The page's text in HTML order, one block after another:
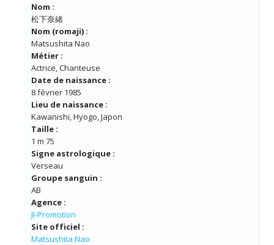
Nom :
松下奈緒
Nom (romaji) :
Matsushita Nao
Métier :
Actrice, Chanteuse
Date de naissance :
8 février 1985
Lieu de naissance :
Kawanishi, Hyogo, Japon
Taille :
1 m 75
Signe astrologique :
Verseau
Groupe sanguin :
AB
Agence :
JI-Promotion
Site officiel :
Matsushita Nao